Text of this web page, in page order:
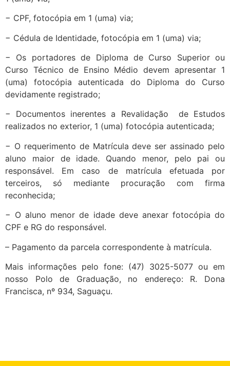
− CPF, fotocópia em 1 (uma) via;
− Cédula de Identidade, fotocópia em 1 (uma) via;
− Os portadores de Diploma de Curso Superior ou
Curso Técnico de Ensino Médio devem apresentar 1
(uma) fotocópia autenticada do Diploma do Curso
devidamente registrado;
− Documentos inerentes a Revalidação de Estudos
realizados no exterior, 1 (uma) fotocópia autenticada;
− O requerimento de Matrícula deve ser assinado pelo
aluno maior de idade. Quando menor, pelo pai ou
responsável. Em caso de matrícula efetuada por
terceiros, só mediante procuração com firma
reconhecida;
− O aluno menor de idade deve anexar fotocópia do
CPF e RG do responsável.
– Pagamento da parcela correspondente à matrícula.
Mais informações pelo fone: (47) 3025-5077 ou em
nosso Polo de Graduação, no endereço: R. Dona
Francisca, nº 934, Saguaçu.